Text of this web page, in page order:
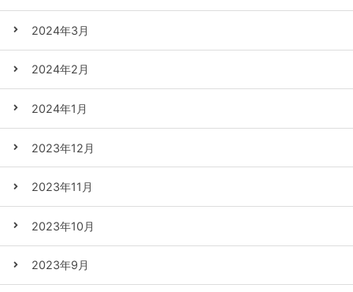
2024年3月
2024年2月
2024年1月
2023年12月
2023年11月
2023年10月
2023年9月